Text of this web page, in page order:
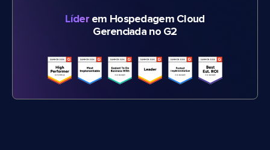
Líderem Hospedagem Cloud
Gerenciada no G2